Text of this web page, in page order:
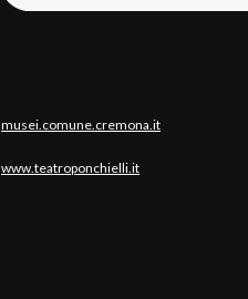
musei.comune.cremona.it
www.teatroponchielli.it